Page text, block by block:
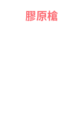
膠原槍